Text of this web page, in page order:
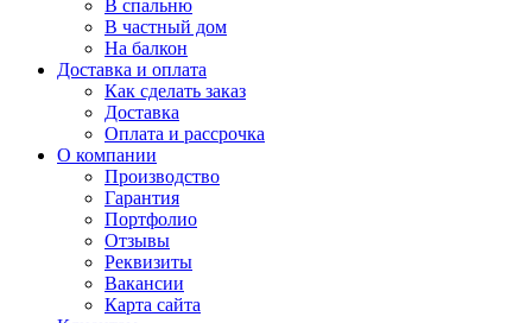
В спальню
В частный дом
На балкон
Доставка и оплата
Как сделать заказ
Доставка
Оплата и рассрочка
О компании
Производство
Гарантия
Портфолио
Отзывы
Реквизиты
Вакансии
Карта сайта